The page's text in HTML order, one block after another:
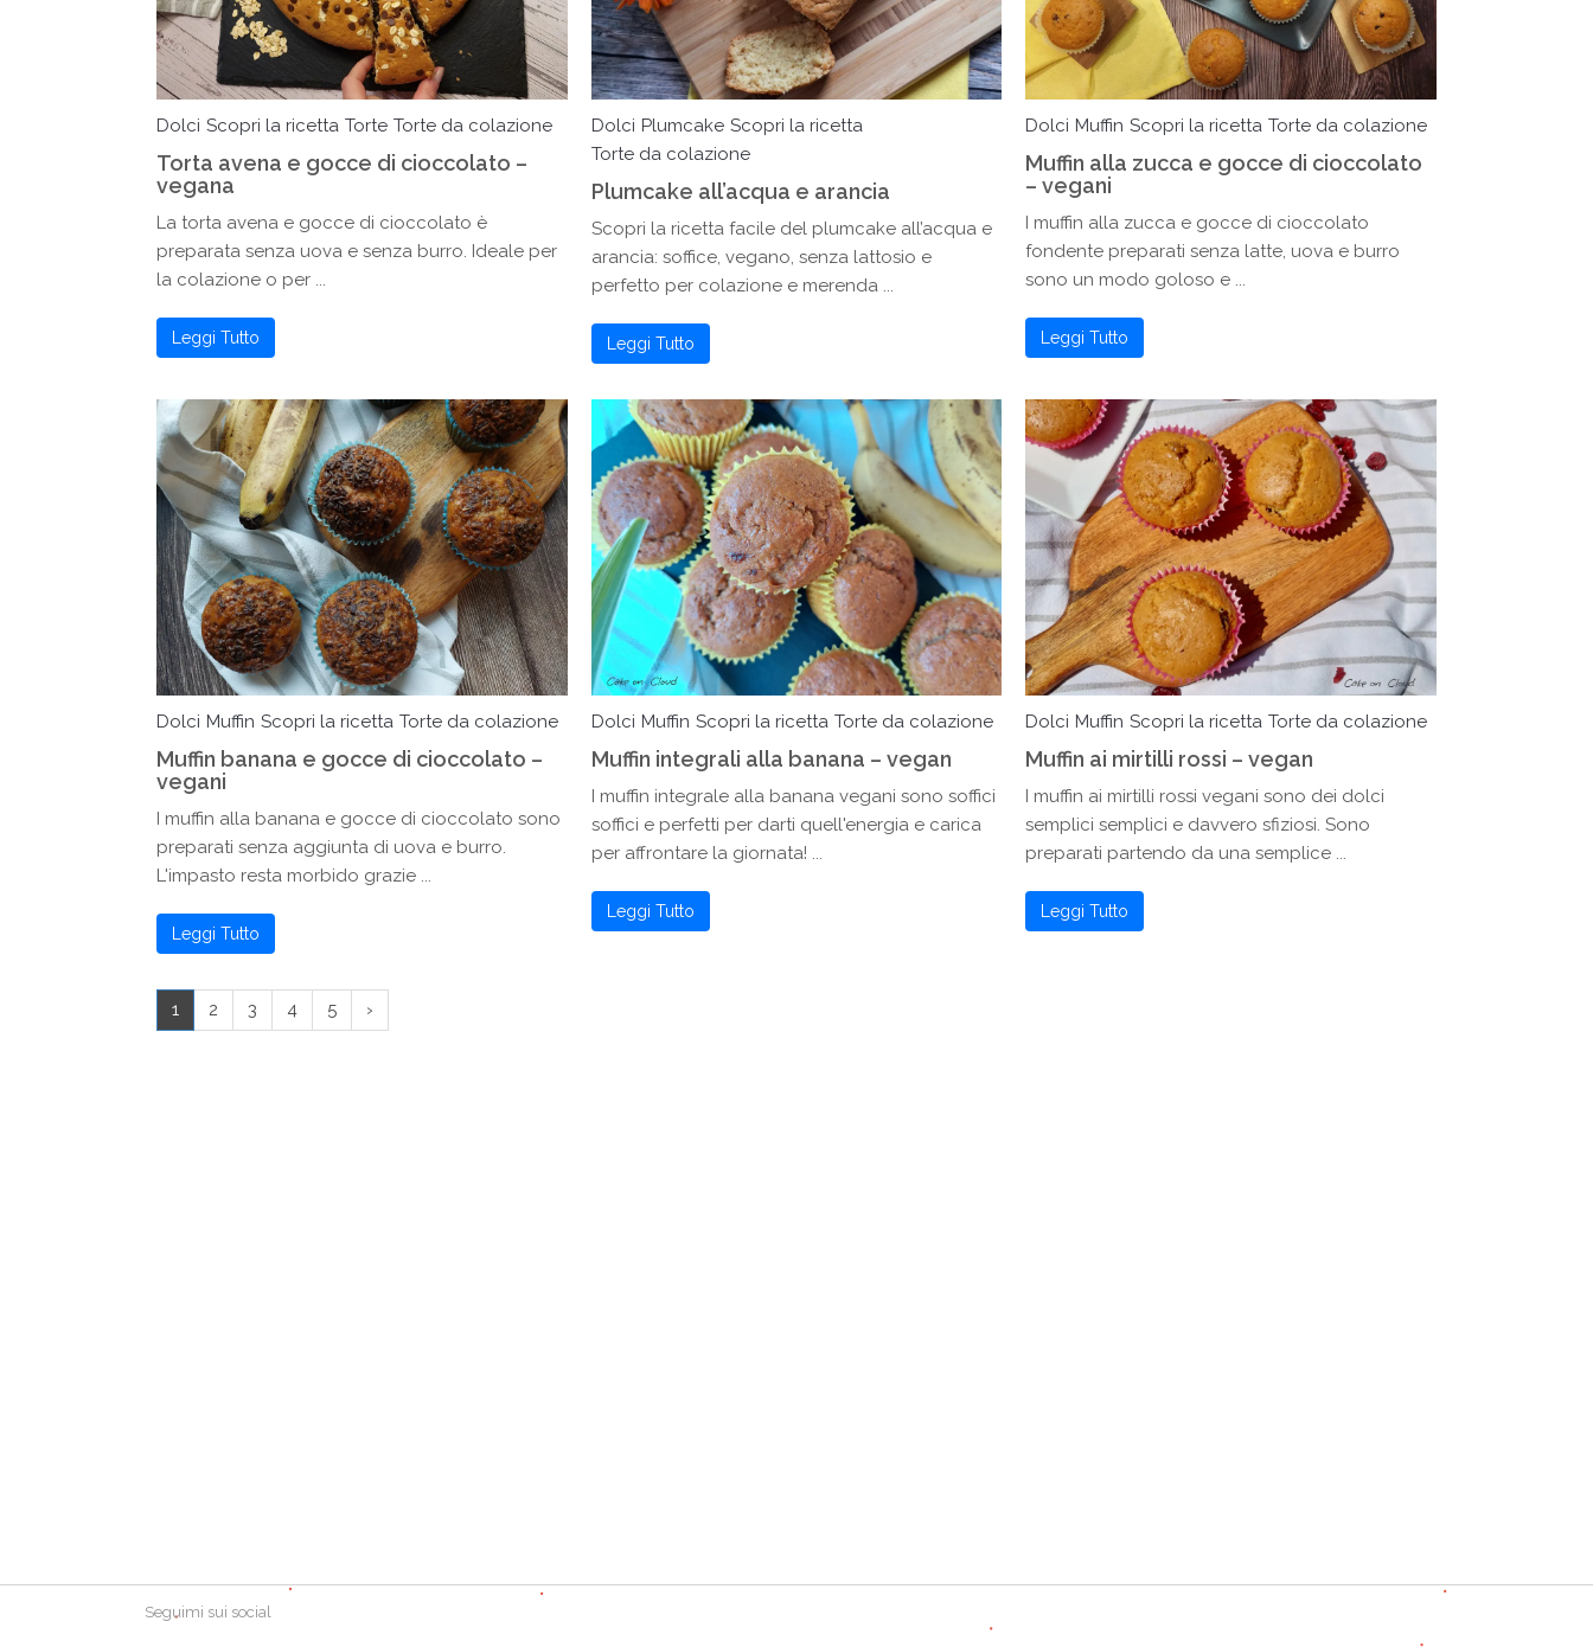
Dolci Scopri la ricetta Torte Torte da colazione
Torta avena e gocce di cioccolato –
vegana
La torta avena e gocce di cioccolato è
preparata senza uova e senza burro. Ideale per
la colazione o per ...
Leggi Tutto
Dolci Plumcake Scopri la ricetta
Torte da colazione
Plumcake all’acqua e arancia
Scopri la ricetta facile del plumcake all’acqua e
arancia: soffice, vegano, senza lattosio e
perfetto per colazione e merenda ...
Leggi Tutto
Dolci Muffin Scopri la ricetta Torte da colazione
Muffin alla zucca e gocce di cioccolato
– vegani
I muffin alla zucca e gocce di cioccolato
fondente preparati senza latte, uova e burro
sono un modo goloso e ...
Leggi Tutto
Dolci Muffin Scopri la ricetta Torte da colazione
Muffin banana e gocce di cioccolato –
vegani
I muffin alla banana e gocce di cioccolato sono
preparati senza aggiunta di uova e burro.
L'impasto resta morbido grazie ...
Leggi Tutto
Dolci Muffin Scopri la ricetta Torte da colazione
Muffin integrali alla banana – vegan
I muffin integrale alla banana vegani sono soffici
soffici e perfetti per darti quell'energia e carica
per affrontare la giornata! ...
Leggi Tutto
Dolci Muffin Scopri la ricetta Torte da colazione
Muffin ai mirtilli rossi – vegan
I muffin ai mirtilli rossi vegani sono dei dolci
semplici semplici e davvero sfiziosi. Sono
preparati partendo da una semplice ...
Leggi Tutto
1 2 3 4 5 ›
Seguimi sui social